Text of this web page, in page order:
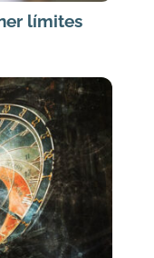
límites